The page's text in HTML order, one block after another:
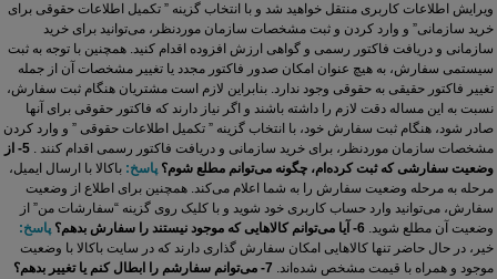
ویرایش اطلاعات کاربری منتقل خواهید شد و با انتخاب گزینه ” تکمیل اطلاعات حقوقی برای
خرید سازمانی” و وارد کردن و ثبت مشخصات سازمان موردنظر، می‌توانید برای خرید
سازمانی و دریافت فاکتور رسمی و گواهی ارزش افزوده اقدام کنید. همچنین با توجه به ثبت
سیستمی سفارش، به هیچ عنوان امکان صدور فاکتور مجدد یا تغییر مشخصات آن از جمله
تغییر فاکتور حقیقی به حقوقی وجود ندارد. بنابراین لازم است مشتریان هنگام ثبت سفارش،
نسبت به این مساله دقت لازم را داشته باشند و اگر نیاز دارند که فاکتور حقوقی برای آنها
صادر شود، هنگام ثبت سفارش خود، با انتخاب گزینه ” تکمیل اطلاعات حقوقی ” و وارد کردن
مشخصات سازمان موردنظر، برای خرید سازمانی و دریافت فاکتور رسمی اقدام کنند .
5- از
وضعیت سفارشی که ثبت کرده‏‌ام، چگونه می‌‏توانم مطلع شوم؟ پاسخ: باکالا با ارسال ایمیل،
مرحله به مرحله وضعیت سفارش را به شما اعلام می‏‌کند. همچنین برای اطلاع از وضعیت
سفارش، می‏‌توانید وارد حساب کاربری خود شوید و با کلیک روی گزینه “سفارشات من” از
وضعیت آن مطلع شوید. 6- آیا می‌‏توانم کالاهایی که موجود نیستند را سفارش بدهم؟
پاسخ:
خیر، در حال حاضر تنها کالاهایی امکان سفارش گذاری دارند که در سایت باکالا با وضعیت
موجود و همراه با قیمت مشخص شده‌‏اند. 7- می‌‏توانم سفارشم را ابطال کنم یا تغییر بدهم؟